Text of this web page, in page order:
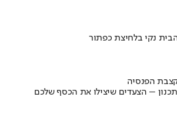
נקי בלחיצת כפתור
הפנסיה
– הצעדים שיצילו את הכסף שלכם